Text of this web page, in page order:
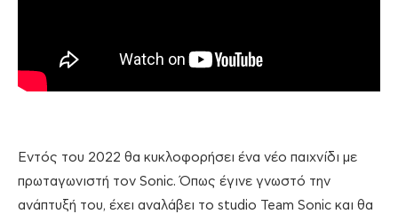
Εντός του 2022 θα κυκλοφορήσει ένα νέο παιχνίδι με
πρωταγωνιστή τον Sonic. Όπως έγινε γνωστό την
ανάπτυξή του, έχει αναλάβει το studio Team Sonic και θα